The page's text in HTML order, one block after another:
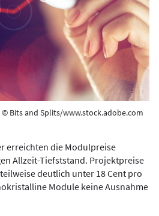
© Bits and Splits/www.stock.adobe.com
erreichten die Modulpreise
Allzeit-Tiefststand. Projektpreise
deutlich unter 18 Cent pro
Module keine Ausnahme